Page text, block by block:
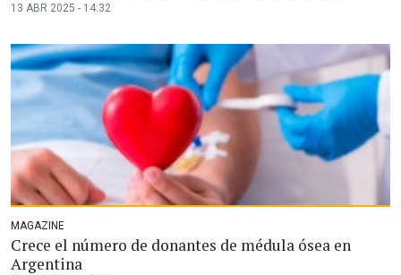
13 ABR 2025 - 14:32
MAGAZINE
Crece el número de donantes de médula ósea en
Argentina